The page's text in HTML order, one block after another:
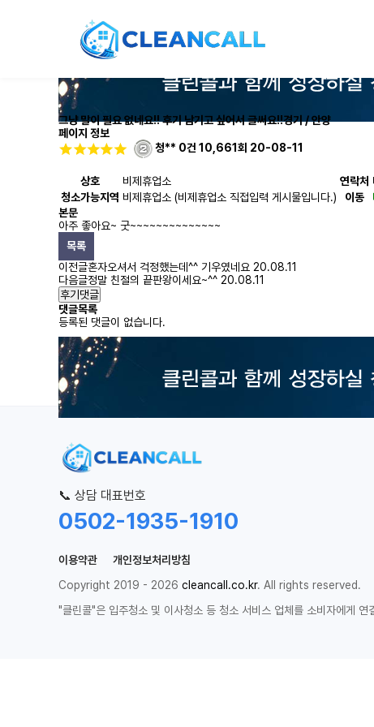
그냥 말이 필요 없네요!! 후기 남기고 싶어서 글써요!!경기 / 안양
페이지 정보
청** 0건 10,661회 20-08-11
상호 비제휴업소 연락처
청소가능지역 비제휴업소 (비제휴업소 직접입력 게시물입니다.) 이동
본문
아주 좋아요~ 굿~~~~~~~~~~~~~~
목록
이전글혼자오셔서 걱정했는데^^ 기우였네요 20.08.11
다음글정말 친절의 끝판왕이세요~^^ 20.08.11
후기댓글
댓글목록
등록된 댓글이 없습니다.
📞 상담 대표번호
0502-1935-1910
이용약관
개인정보처리방침
Copyright 2019 - 2026 cleancall.co.kr. All rights reserved.
"클린콜"은 입주청소 및 이사청소 등 청소 서비스 업체를 소비자에게